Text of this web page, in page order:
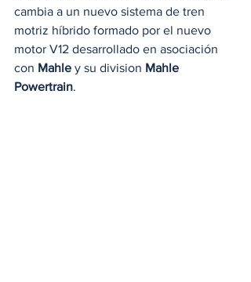
cambia a un nuevo sistema de tren
motriz híbrido formado por el nuevo
motor V12 desarrollado en asociación
con Mahle y su division Mahle
Powertrain.